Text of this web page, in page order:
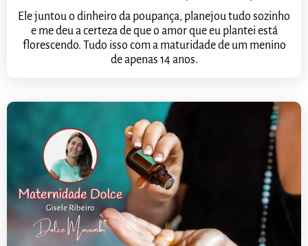
Ele juntou o dinheiro da poupança, planejou tudo sozinho
e me deu a certeza de que o amor que eu plantei está
florescendo. Tudo isso com a maturidade de um menino
de apenas 14 anos.